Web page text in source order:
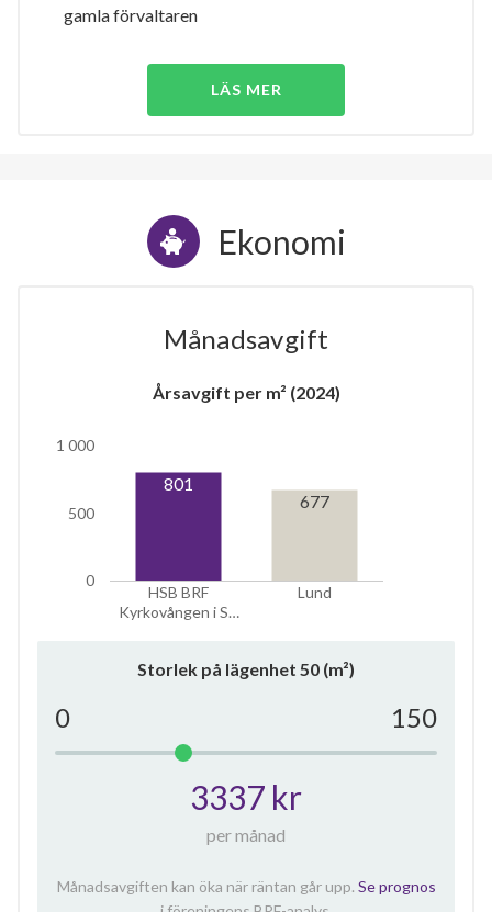
gamla förvaltaren
LÄS MER
Ekonomi
Månadsavgift
Årsavgift per m² (2024)
HSB BRF
Kyrkovången i S…
Lund
0
500
1 000
801
677
Storlek på lägenhet 50 (m²)
0 150
3337 kr
per månad
Månadsavgiften kan öka när räntan går upp. Se prognos